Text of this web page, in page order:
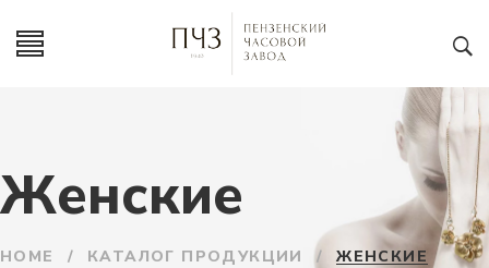
Женские
HOME / КАТАЛОГ ПРОДУКЦИИ / ЖЕНСКИЕ